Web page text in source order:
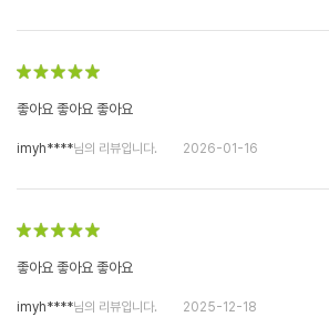
좋아요 좋아요 좋아요
imyh****님의 리뷰입니다. 2026-01-16
좋아요 좋아요 좋아요
imyh****님의 리뷰입니다. 2025-12-18